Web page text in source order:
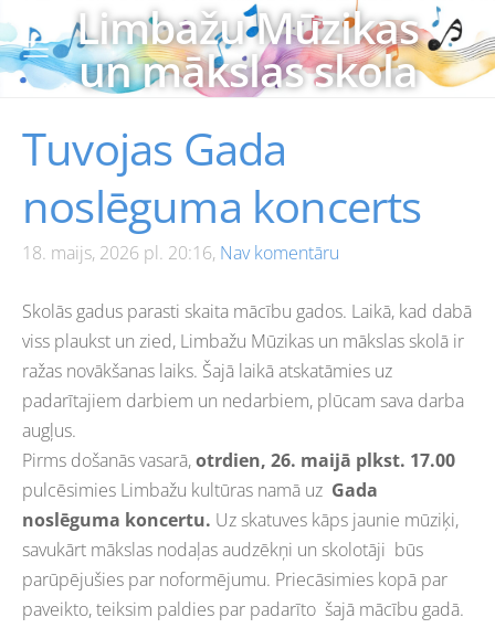
Limbažu Mūzikas
un mākslas skola
Tuvojas Gada
noslēguma koncerts
18. maijs, 2026 pl. 20:16, Nav komentāru
Skolās gadus parasti skaita mācību gados. Laikā, kad dabā
viss plaukst un zied, Limbažu Mūzikas un mākslas skolā ir
ražas novākšanas laiks. Šajā laikā atskatāmies uz
padarītajiem darbiem un nedarbiem, plūcam sava darba
augļus.
Pirms došanās vasarā,otrdien, 26. maijā plkst. 17.00
pulcēsimies Limbažu kultūras namā uz Gada
noslēguma koncertu. Uz skatuves kāps jaunie mūziķi,
savukārt mākslas nodaļas audzēkņi un skolotāji būs
parūpējušies par noformējumu. Priecāsimies kopā par
paveikto, teiksim paldies par padarīto šajā mācību gadā.